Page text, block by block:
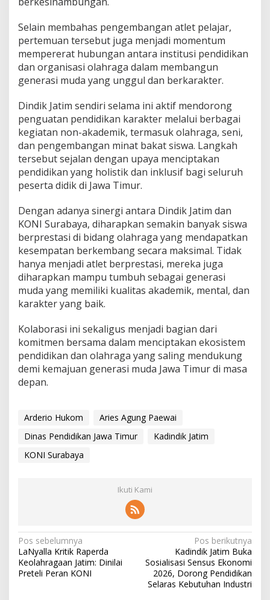
Selain membahas pengembangan atlet pelajar,
pertemuan tersebut juga menjadi momentum
mempererat hubungan antara institusi pendidikan
dan organisasi olahraga dalam membangun
generasi muda yang unggul dan berkarakter.
Dindik Jatim sendiri selama ini aktif mendorong
penguatan pendidikan karakter melalui berbagai
kegiatan non-akademik, termasuk olahraga, seni,
dan pengembangan minat bakat siswa. Langkah
tersebut sejalan dengan upaya menciptakan
pendidikan yang holistik dan inklusif bagi seluruh
peserta didik di Jawa Timur.
Dengan adanya sinergi antara Dindik Jatim dan
KONI Surabaya, diharapkan semakin banyak siswa
berprestasi di bidang olahraga yang mendapatkan
kesempatan berkembang secara maksimal. Tidak
hanya menjadi atlet berprestasi, mereka juga
diharapkan mampu tumbuh sebagai generasi
muda yang memiliki kualitas akademik, mental, dan
karakter yang baik.
Kolaborasi ini sekaligus menjadi bagian dari
komitmen bersama dalam menciptakan ekosistem
pendidikan dan olahraga yang saling mendukung
demi kemajuan generasi muda Jawa Timur di masa
depan.
Arderio Hukom
Aries Agung Paewai
Dinas Pendidikan Jawa Timur
Kadindik Jatim
KONI Surabaya
Ikuti Kami
N
a
v
Pos sebelumnya
LaNyalla Kritik Raperda
Keolahragaan Jatim: Dinilai
Preteli Peran KONI
Pos berikutnya
Kadindik Jatim Buka
Sosialisasi Sensus Ekonomi
2026, Dorong Pendidikan
Selaras Kebutuhan Industri